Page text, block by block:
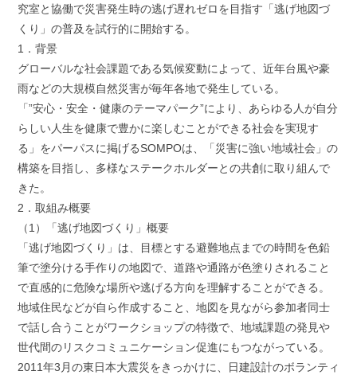
究室と協働で災害発生時の逃げ遅れゼロを目指す「逃げ地図づ
くり」の普及を試行的に開始する。
1．背景
グローバルな社会課題である気候変動によって、近年台風や豪
雨などの大規模自然災害が毎年各地で発生している。
「”安心・安全・健康のテーマパーク”により、あらゆる人が自分
らしい人生を健康で豊かに楽しむことができる社会を実現す
る」をパーパスに掲げるSOMPOは、「災害に強い地域社会」の
構築を目指し、多様なステークホルダーとの共創に取り組んで
きた。
2．取組み概要
（1）「逃げ地図づくり」概要
「逃げ地図づくり」は、目標とする避難地点までの時間を色鉛
筆で塗分ける手作りの地図で、道路や通路が色塗りされること
で直感的に危険な場所や逃げる方向を理解することができる。
地域住民などが自ら作成すること、地図を見ながら参加者同士
で話し合うことがワークショップの特徴で、地域課題の発見や
世代間のリスクコミュニケーション促進にもつながっている。
2011年3月の東日本大震災をきっかけに、日建設計のボランティ